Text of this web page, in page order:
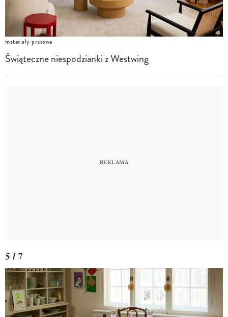
materiały prasowe
Świąteczne niespodzianki z Westwing
5 / 7